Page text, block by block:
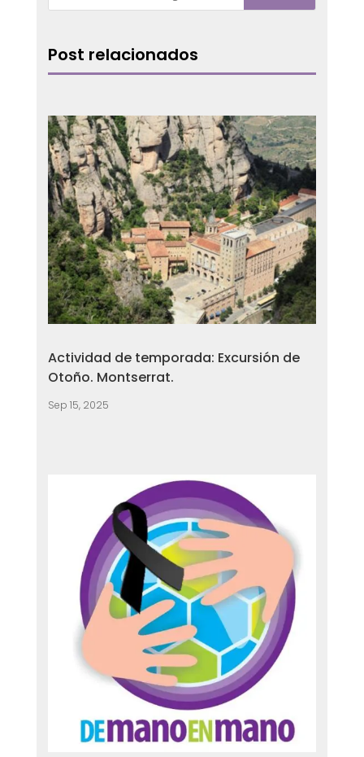
Post relacionados
Actividad de temporada: Excursión de
Otoño. Montserrat.
Sep 15, 2025